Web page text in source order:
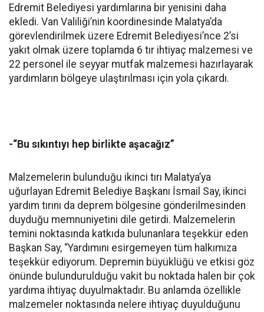
Edremit Belediyesi yardımlarına bir yenisini daha
ekledi. Van Valiliği’nin koordinesinde Malatya’da
görevlendirilmek üzere Edremit Belediyesi’nce 2’si
yakıt olmak üzere toplamda 6 tır ihtiyaç malzemesi ve
22 personel ile seyyar mutfak malzemesi hazırlayarak
yardımların bölgeye ulaştırılması için yola çıkardı.
-“Bu sıkıntıyı hep birlikte aşacağız”
Malzemelerin bulunduğu ikinci tırı Malatya’ya
uğurlayan Edremit Belediye Başkanı İsmail Say, ikinci
yardım tırını da deprem bölgesine gönderilmesinden
duyduğu memnuniyetini dile getirdi. Malzemelerin
temini noktasında katkıda bulunanlara teşekkür eden
Başkan Say, “Yardımını esirgemeyen tüm halkımıza
teşekkür ediyorum. Depremin büyüklüğü ve etkisi göz
önünde bulundurulduğu vakit bu noktada halen bir çok
yardıma ihtiyaç duyulmaktadır. Bu anlamda özellikle
malzemeler noktasında nelere ihtiyaç duyulduğunu